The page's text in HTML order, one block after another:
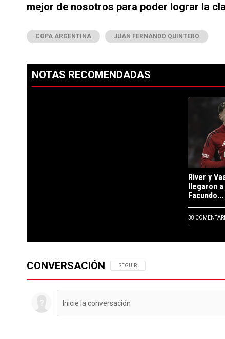
mejor de nosotros para poder lograr la
COPA ARGENTINA JUAN FERNANDO QUINTERO
NOTAS RECOMENDADAS
Un
River y
llegaron
Facundo...
38
CONVERSACIÓN SIGA ESTA CONVERSACIÓN PARA RECIBIR
SEGUIR